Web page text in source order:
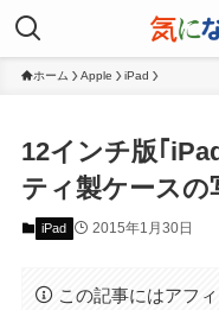
ホーム Apple iPad
12インチ版｢
ティ製ケースの
iPad 2015年1月30日
この記事にはアフ